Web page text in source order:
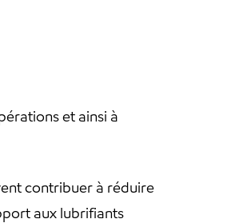
et ainsi à
contribuer à réduire
aux lubrifiants